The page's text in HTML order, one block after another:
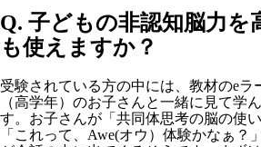
Q. 子どもの非認知脳力を
も使えますか？
受験されている方の中には、教材のeラ
（高学年）のお子さんと一緒に見て学
す。お子さんが「共同体思考の脳の使
「これって、Awe(オウ）体験かなぁ？